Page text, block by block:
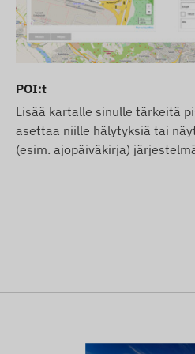
POI:t
Lisää kartalle sinulle tärkeitä
asettaa niille hälytyksiä tai
(esim. ajopäiväkirja)